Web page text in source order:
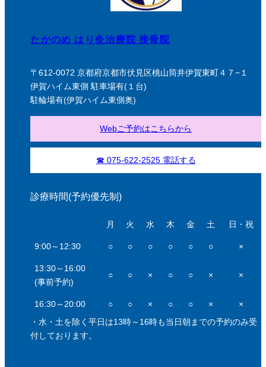
たかのめ はり灸治療院 接骨院
〒612-0072 京都府京都市伏見区桃山筒井伊賀東町４７−１
伊賀ハイム東側 駐車場有(１台)
駐輪場有(伊賀ハイム東側奥)
Webご予約はこちらから
☎ 075-622-2525 電話する
診療時間(予約優先制)
月 火 水 木 金 土 日・祝
9:00～12:30 ○ ○ ○ ○ ○ ○ ×
13:30～16:00
(事前予約)
○ ○ × ○ ○ × ×
16:30～20:00 ○ ○ × ○ ○ ×
×
・水・土を除く平日は13時～16時も当日朝までの予約のみ受
付しております。